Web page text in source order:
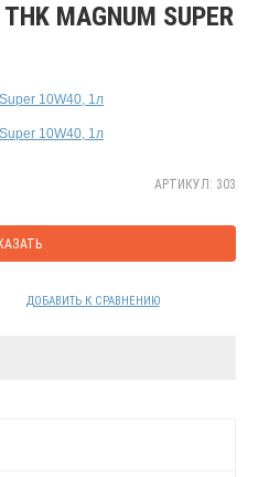
MAGNUM SUPER
АРТИКУЛ: 303
ДОБАВИТЬ К СРАВНЕНИЮ